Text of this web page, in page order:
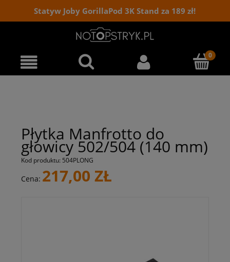
Statyw Joby GorillaPod 3K Stand za 189 zł!
Płytka Manfrotto do
głowicy 502/504 (140 mm)
Kod produktu: 504PLONG
Cena: 217,00 ZŁ